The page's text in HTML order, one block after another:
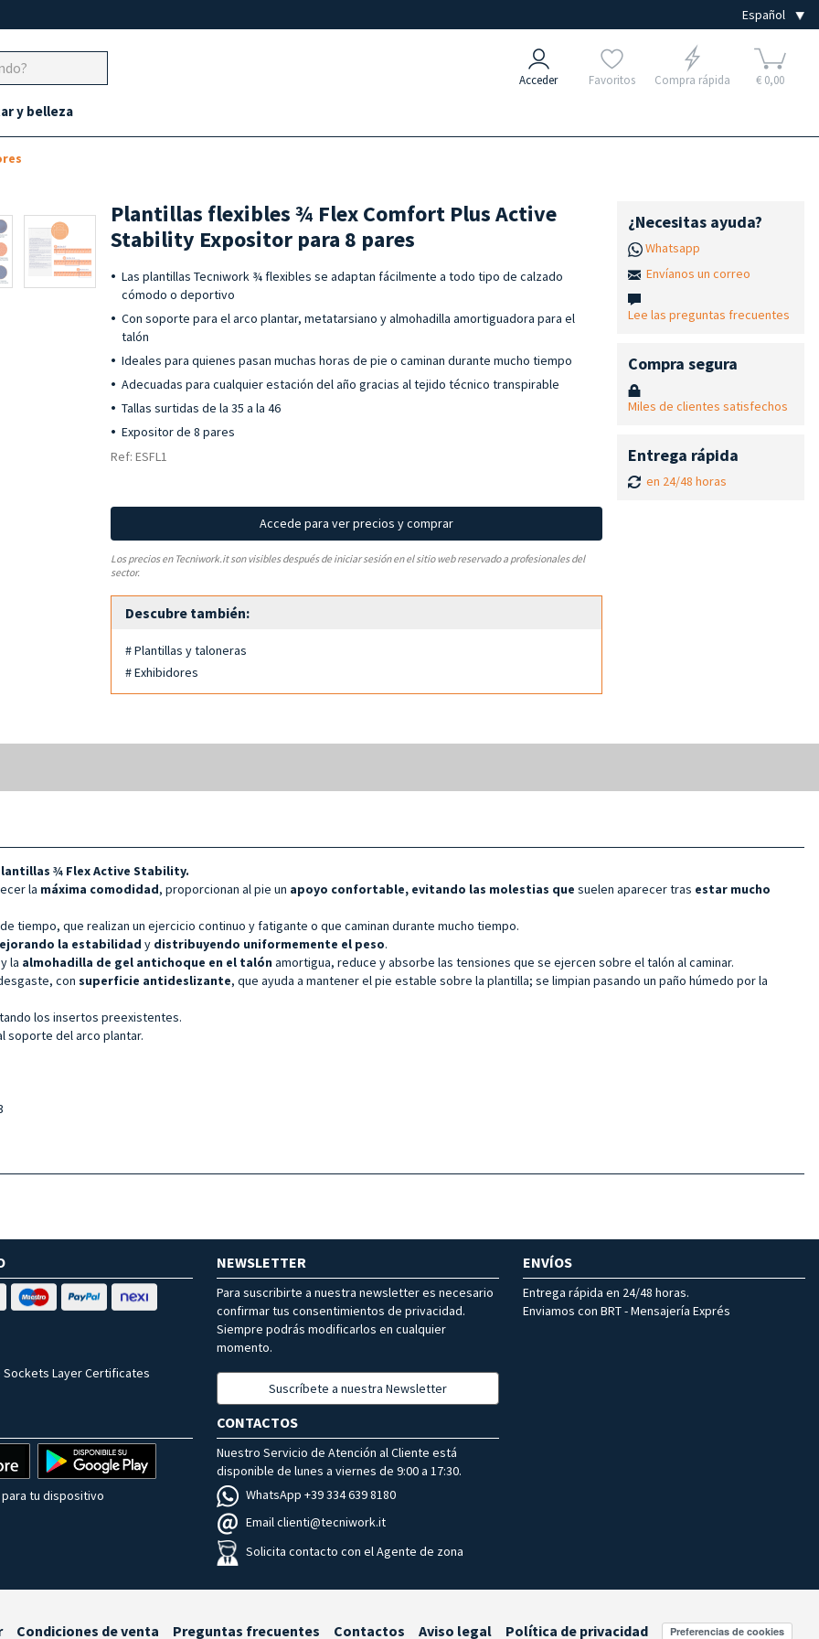
Acceder Favoritos Compra rápida € 0,00
y belleza
Plantillas flexibles ¾ Flex Comfort Plus Active
Stability Expositor para 8 pares
Las plantillas Tecniwork ¾ flexibles se adaptan fácilmente a todo tipo de calzado
cómodo o deportivo
Con soporte para el arco plantar, metatarsiano y almohadilla amortiguadora para el
talón
Ideales para quienes pasan muchas horas de pie o caminan durante mucho tiempo
Adecuadas para cualquier estación del año gracias al tejido técnico transpirable
Tallas surtidas de la 35 a la 46
Expositor de 8 pares
Ref: ESFL1
Accede para ver precios y comprar
Los precios en Tecniwork.it son visibles después de iniciar sesión en el sitio web reservado a profesionales del
sector.
Descubre también:
# Plantillas y taloneras
# Exhibidores
¿Necesitas ayuda?
Whatsapp
Envíanos un correo
Lee las preguntas frecuentes
Compra segura
Miles de clientes satisfechos
Entrega rápida
en 24/48 horas
¾ Flex Active Stability.
la máxima comodidad, proporcionan al pie un apoyo confortable, evitando las molestias que suelen aparecer tras estar mucho
tiempo, que realizan un ejercicio continuo y fatigante o que caminan durante mucho tiempo.
la estabilidad y distribuyendo uniformemente el peso.
la almohadilla de gel antichoque en el talón amortigua, reduce y absorbe las tensiones que se ejercen sobre el talón al caminar.
con superficie antideslizante, que ayuda a mantener el pie estable sobre la plantilla; se limpian pasando un paño húmedo por la
los insertos preexistentes.
soporte del arco plantar.
Sockets Layer Certificates
NEWSLETTER
Para suscribirte a nuestra newsletter es necesario
confirmar tus consentimientos de privacidad.
Siempre podrás modificarlos en cualquier
momento.
Suscríbete a nuestra Newsletter
ENVÍOS
Entrega rápida en 24/48 horas.
Enviamos con BRT - Mensajería Exprés
tu dispositivo
CONTACTOS
Nuestro Servicio de Atención al Cliente está
disponible de lunes a viernes de 9:00 a 17:30.
WhatsApp +39 334 639 8180
Email clienti@tecniwork.it
Solicita contacto con el Agente de zona
Condiciones de venta Preguntas frecuentes Contactos Aviso legal Política de privacidad Preferencias de cookies